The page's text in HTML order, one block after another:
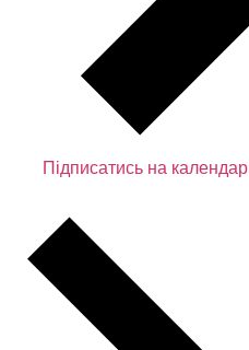
Підписатись на календар